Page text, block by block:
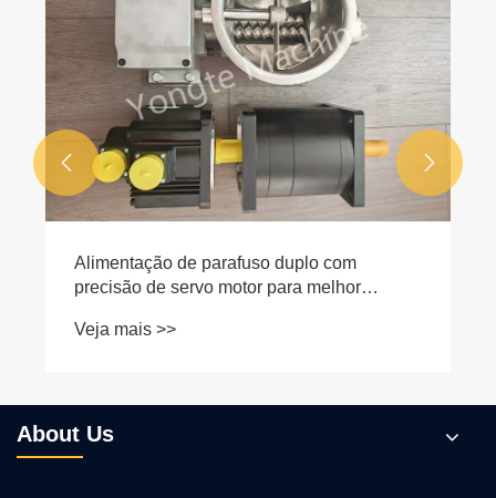
Romênia
Veja mais >>
 
About Us